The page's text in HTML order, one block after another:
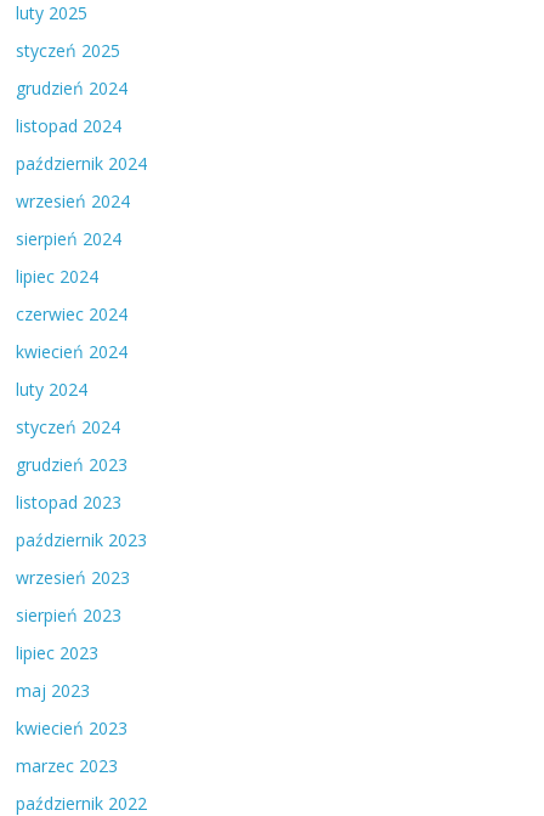
luty 2025
styczeń 2025
grudzień 2024
listopad 2024
październik 2024
wrzesień 2024
sierpień 2024
lipiec 2024
czerwiec 2024
kwiecień 2024
luty 2024
styczeń 2024
grudzień 2023
listopad 2023
październik 2023
wrzesień 2023
sierpień 2023
lipiec 2023
maj 2023
kwiecień 2023
marzec 2023
październik 2022